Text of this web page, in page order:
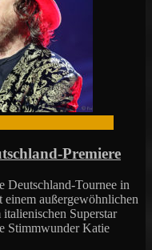
Premiere
Deutschland-Tournee in
außergewöhnlichen
Superstar
Stimmwunder Katie